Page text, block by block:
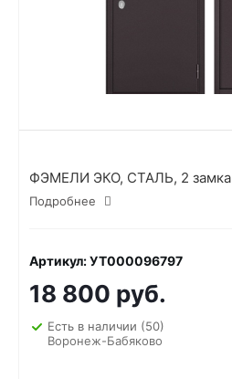
ФЭМЕЛИ ЭКО, СТАЛЬ, 2 замка
Подробнее
Артикул: УТ000096797
18 800 руб.
Есть в наличии (50)
Воронеж-Бабяково